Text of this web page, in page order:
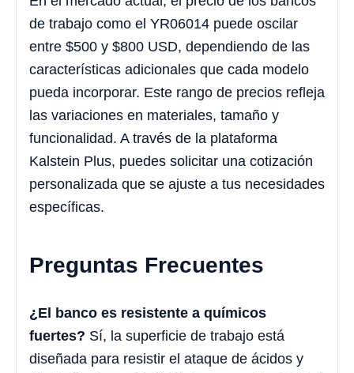
de trabajo como el YR06014 puede oscilar
entre $500 y $800 USD, dependiendo de las
características adicionales que cada modelo
pueda incorporar. Este rango de precios refleja
las variaciones en materiales, tamaño y
funcionalidad. A través de la plataforma
Kalstein Plus, puedes solicitar una cotización
personalizada que se ajuste a tus necesidades
específicas.
Preguntas Frecuentes
¿El banco es resistente a químicos
fuertes? Sí, la superficie de trabajo está
diseñada para resistir el ataque de ácidos y